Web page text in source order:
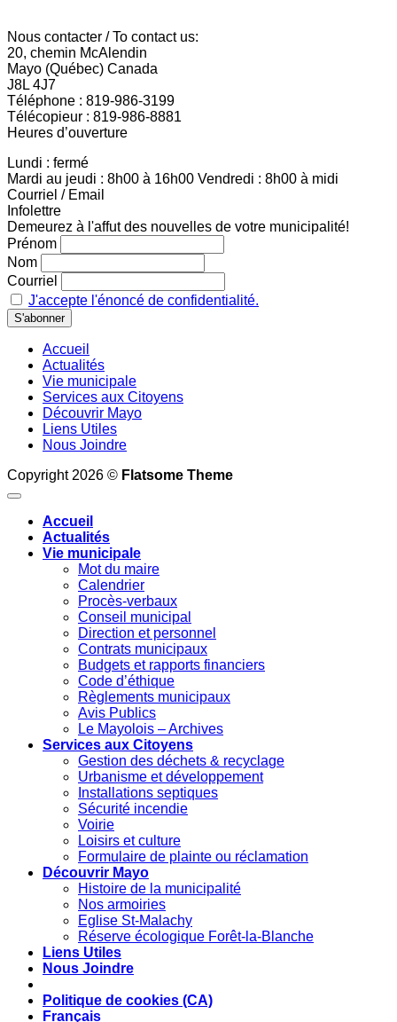
Nous contacter / To contact us:
20, chemin McAlendin
Mayo (Québec) Canada
J8L 4J7
Téléphone : 819-986-3199
Télécopieur : 819-986-8881
Heures d’ouverture
Lundi : fermé
Mardi au jeudi : 8h00 à 16h00 Vendredi : 8h00 à midi
Courriel / Email
Infolettre
Demeurez à l'affut des nouvelles de votre municipalité!
Prénom
Nom
Courriel
J'accepte l'énoncé de confidentialité.
Accueil
Actualités
Vie municipale
Services aux Citoyens
Découvrir Mayo
Liens Utiles
Nous Joindre
Copyright 2026 © Flatsome Theme
Accueil
Actualités
Vie municipale
Mot du maire
Calendrier
Procès-verbaux
Conseil municipal
Direction et personnel
Contrats municipaux
Budgets et rapports financiers
Code d’éthique
Règlements municipaux
Avis Publics
Le Mayolois – Archives
Services aux Citoyens
Gestion des déchets & recyclage
Urbanisme et développement
Installations septiques
Sécurité incendie
Voirie
Loisirs et culture
Formulaire de plainte ou réclamation
Découvrir Mayo
Histoire de la municipalité
Nos armoiries
Eglise St-Malachy
Réserve écologique Forêt-la-Blanche
Liens Utiles
Nous Joindre
Politique de cookies (CA)
Français